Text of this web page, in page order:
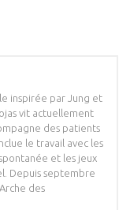
inspirée par Jung et
vit actuellement
des patients
le travail avec les
et les jeux
Depuis septembre
des